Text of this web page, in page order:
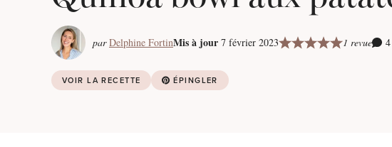
par Delphine FortinMis à jour 7 février 2023 1 revue
VOIR LA RECETTE ÉPINGLER